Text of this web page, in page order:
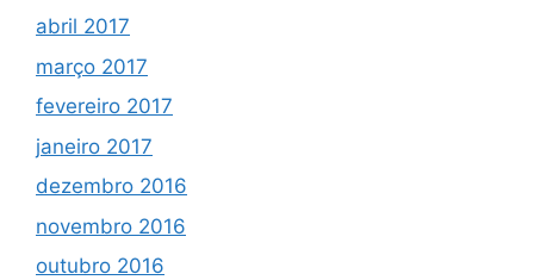
abril 2017
março 2017
fevereiro 2017
janeiro 2017
dezembro 2016
novembro 2016
outubro 2016